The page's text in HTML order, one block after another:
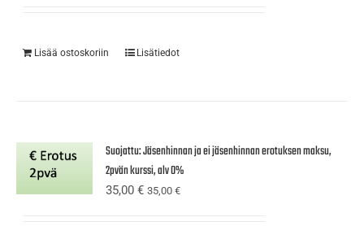
Lisää ostoskoriin Lisätiedot
Suojattu: Jäsenhinnan ja ei jäsenhinnan erotuksen maksu,
2pvän kurssi, alv 0%
35,00€ 35,00€